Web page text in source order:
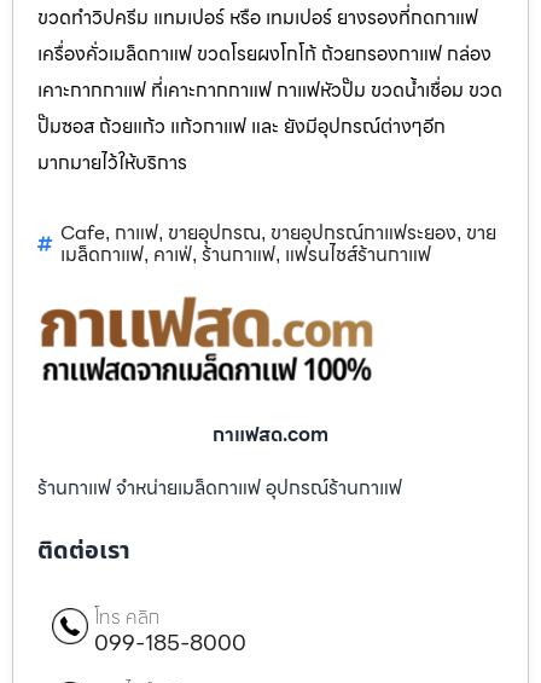
ขวดทำวิปครีม แทมเปอร์ หรือ เทมเปอร์ ยางรองที่กดกาแฟ
เครื่องคั่วเมล็ดกาแฟ ขวดโรยผงโกโก้ ถ้วยกรองกาแฟ กล่อง
เคาะกากกาแฟ ที่เคาะกากกาแฟ กาแฟหัวปั๊ม ขวดน้ำเชื่อม ขวด
ปั๊มซอส ถ้วยแก้ว แก้วกาแฟ และ ยังมีอุปกรณ์ต่างๆอีก
มากมายไว้ให้บริการ
Cafe, กาแฟ, ขายอุปกรณ, ขายอุปกรณ์กาแฟระยอง, ขาย
เมล็ดกาแฟ, คาเฟ่, ร้านกาแฟ, แฟรนไชส์ร้านกาแฟ
กาแฟสด.com
ร้านกาแฟ จำหน่ายเมล็ดกาแฟ อุปกรณ์ร้านกาแฟ
ติดต่อเรา
โทร คลิก
099-185-8000